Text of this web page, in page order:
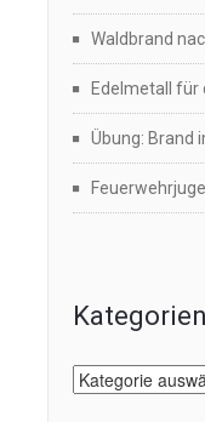
Waldbrand
Edelmetall für
Übung: Brand
Kategorien
Kategorien